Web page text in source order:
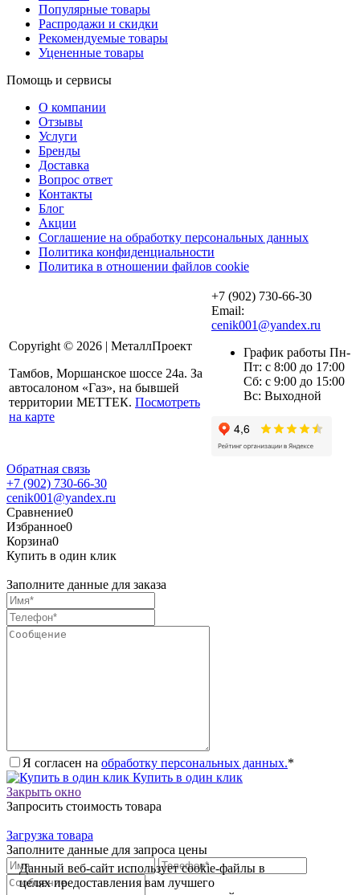
Популярные товары
Распродажи и скидки
Рекомендуемые товары
Уцененные товары
Помощь и сервисы
О компании
Отзывы
Услуги
Бренды
Доставка
Вопрос ответ
Контакты
Блог
Акции
Соглашение на обработку персональных данных
Политика конфиденциальности
Политика в отношении файлов cookie
Copyright © 2026 | МеталлПроект
Тамбов, Моршанское шоссе 24а. За
автосалоном «Газ», на бывшей
территории МЕТТЕК. Посмотреть
на карте
+7 (902) 730-66-30
Email:
cenik001@yandex.ru
График работы Пн-
Пт: с 8:00 до 17:00
Сб: с 9:00 до 15:00
Вс: Выходной
Обратная связь
+7 (902) 730-66-30
cenik001@yandex.ru
Сравнение0
Избранное0
Корзина0
Купить в один клик
Заполните данные для заказа
Я согласен на обработку персональных данных.*
Купить в один клик
Закрыть окно
Запросить стоимость товара
Загрузка товара
Заполните данные для запроса цены
Данный веб-сайт использует cookie-файлы в
целях предоставления вам лучшего